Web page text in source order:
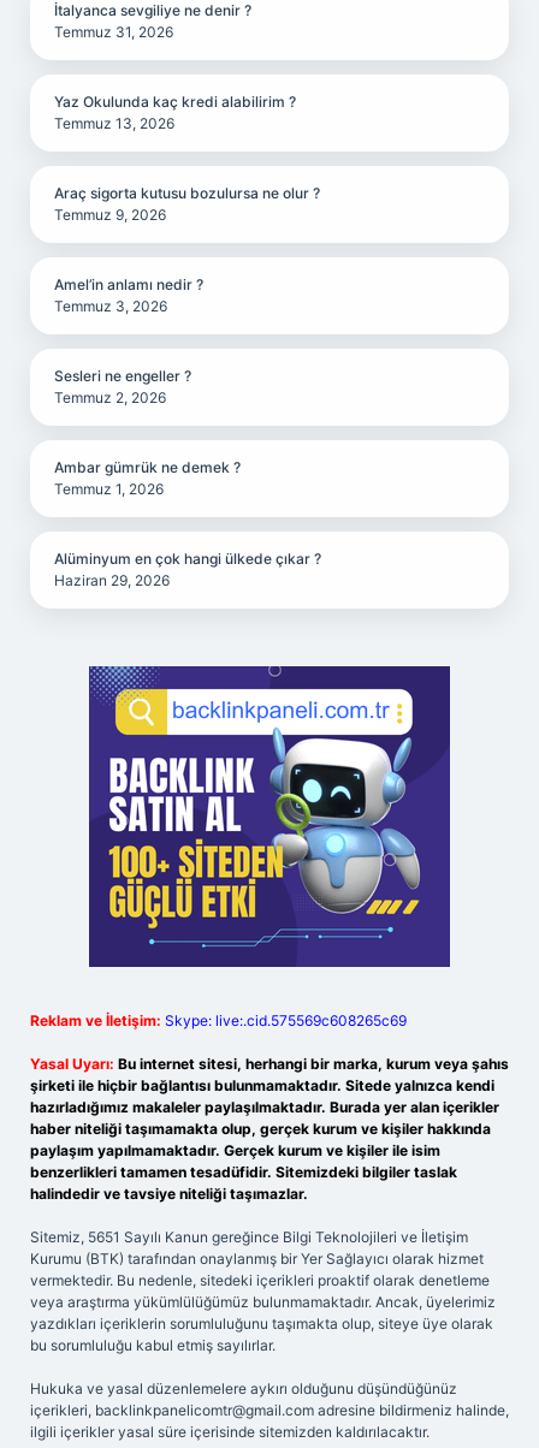
İtalyanca sevgiliye ne denir ?
Temmuz 31, 2026
Yaz Okulunda kaç kredi alabilirim ?
Temmuz 13, 2026
Araç sigorta kutusu bozulursa ne olur ?
Temmuz 9, 2026
Amel’in anlamı nedir ?
Temmuz 3, 2026
Sesleri ne engeller ?
Temmuz 2, 2026
Ambar gümrük ne demek ?
Temmuz 1, 2026
Alüminyum en çok hangi ülkede çıkar ?
Haziran 29, 2026
Reklam ve İletişim: Skype: live:.cid.575569c608265c69
Yasal Uyarı: Bu internet sitesi, herhangi bir marka, kurum veya şahıs
şirketi ile hiçbir bağlantısı bulunmamaktadır. Sitede yalnızca kendi
hazırladığımız makaleler paylaşılmaktadır. Burada yer alan içerikler
haber niteliği taşımamakta olup, gerçek kurum ve kişiler hakkında
paylaşım yapılmamaktadır. Gerçek kurum ve kişiler ile isim
benzerlikleri tamamen tesadüfidir. Sitemizdeki bilgiler taslak
halindedir ve tavsiye niteliği taşımazlar.
Sitemiz, 5651 Sayılı Kanun gereğince Bilgi Teknolojileri ve İletişim
Kurumu (BTK) tarafından onaylanmış bir Yer Sağlayıcı olarak hizmet
vermektedir. Bu nedenle, sitedeki içerikleri proaktif olarak denetleme
veya araştırma yükümlülüğümüz bulunmamaktadır. Ancak, üyelerimiz
yazdıkları içeriklerin sorumluluğunu taşımakta olup, siteye üye olarak
bu sorumluluğu kabul etmiş sayılırlar.
Hukuka ve yasal düzenlemelere aykırı olduğunu düşündüğünüz
içerikleri, backlinkpanelicomtr@gmail.com adresine bildirmeniz halinde,
ilgili içerikler yasal süre içerisinde sitemizden kaldırılacaktır.